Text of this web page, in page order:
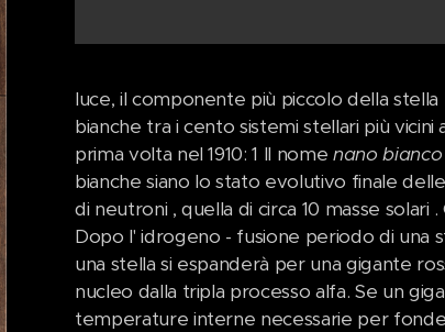
luce, il componente più piccolo della
bianche tra i cento sistemi stellari più
prima volta nel 1910: 1 Il nome nano bianco
bianche siano lo stato evolutivo finale
di neutroni , quella di circa 10 masse solari
Dopo l' idrogeno - fusione periodo di una
una stella si espanderà per una gigante
nucleo dalla tripla processo alfa. Se un
temperature interne necessarie per